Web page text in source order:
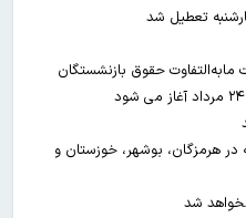
تعطیل شد
حقوق بازنشستگان
در هرمزگان، بوشهر، خوزستان و
شد